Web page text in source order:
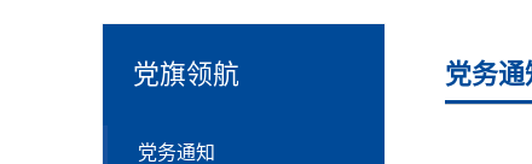
党旗领航
党务通知
党务通